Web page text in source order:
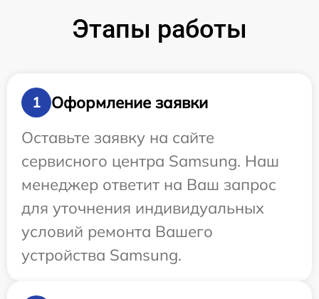
Этапы работы
1
Оформление заявки
Оставьте заявку на сайте
сервисного центра Samsung. Наш
менеджер ответит на Ваш запрос
для уточнения индивидуальных
условий ремонта Вашего
устройства Samsung.